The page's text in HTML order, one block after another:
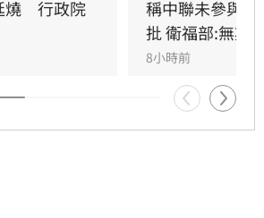
，並解釋當初主張「20%下架標
標示的務實考量。（記者：簡浩
　行政院
稱中聯未參與
批 衛福部:無欺
8小時前